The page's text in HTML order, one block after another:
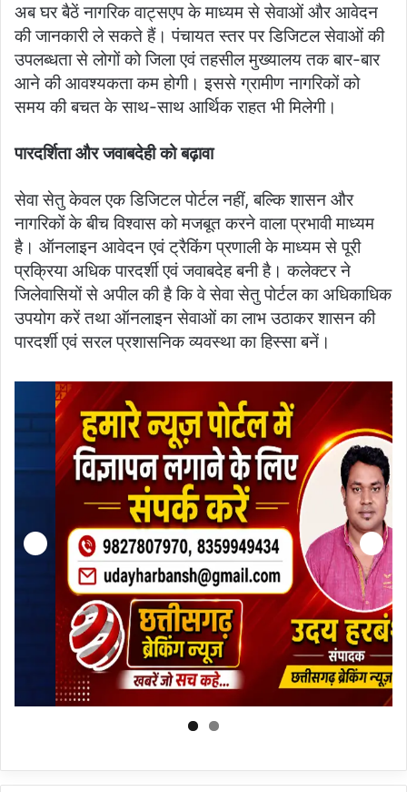
अब घर बैठें नागरिक वाट्सएप के माध्यम से सेवाओं और आवेदन
की जानकारी ले सकते हैं। पंचायत स्तर पर डिजिटल सेवाओं की
उपलब्धता से लोगों को जिला एवं तहसील मुख्यालय तक बार-बार
आने की आवश्यकता कम होगी। इससे ग्रामीण नागरिकों को
समय की बचत के साथ-साथ आर्थिक राहत भी मिलेगी।
पारदर्शिता और जवाबदेही को बढ़ावा
सेवा सेतु केवल एक डिजिटल पोर्टल नहीं, बल्कि शासन और
नागरिकों के बीच विश्वास को मजबूत करने वाला प्रभावी माध्यम
है। ऑनलाइन आवेदन एवं ट्रैकिंग प्रणाली के माध्यम से पूरी
प्रक्रिया अधिक पारदर्शी एवं जवाबदेह बनी है। कलेक्टर ने
जिलेवासियों से अपील की है कि वे सेवा सेतु पोर्टल का अधिकाधिक
उपयोग करें तथा ऑनलाइन सेवाओं का लाभ उठाकर शासन की
पारदर्शी एवं सरल प्रशासनिक व्यवस्था का हिस्सा बनें।